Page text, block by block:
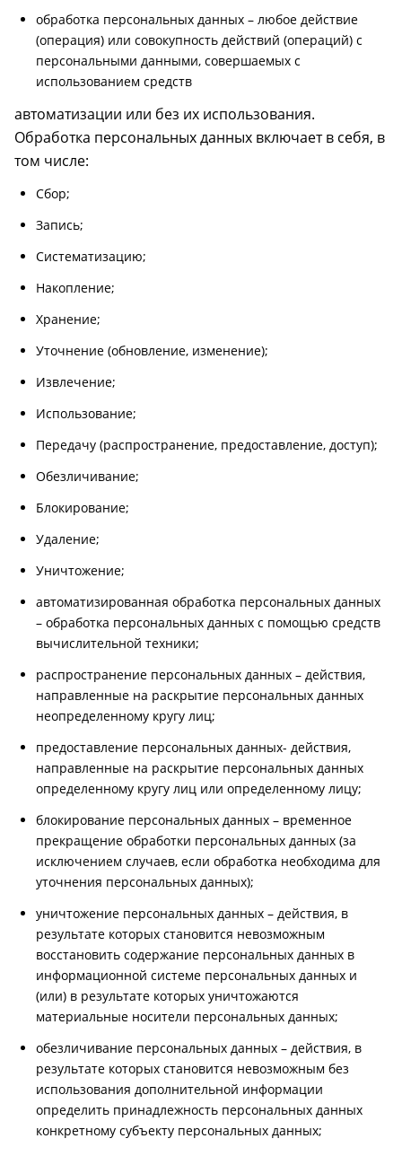
обработка персональных данных – любое действие
(операция) или совокупность действий (операций) с
персональными данными, совершаемых с
использованием средств
автоматизации или без их использования.
Обработка персональных данных включает в себя, в
том числе:
Сбор;
Запись;
Систематизацию;
Накопление;
Хранение;
Уточнение (обновление, изменение);
Извлечение;
Использование;
Передачу (распространение, предоставление, доступ);
Обезличивание;
Блокирование;
Удаление;
Уничтожение;
автоматизированная обработка персональных данных
– обработка персональных данных с помощью средств
вычислительной техники;
распространение персональных данных – действия,
направленные на раскрытие персональных данных
неопределенному кругу лиц;
предоставление персональных данных- действия,
направленные на раскрытие персональных данных
определенному кругу лиц или определенному лицу;
блокирование персональных данных – временное
прекращение обработки персональных данных (за
исключением случаев, если обработка необходима для
уточнения персональных данных);
уничтожение персональных данных – действия, в
результате которых становится невозможным
восстановить содержание персональных данных в
информационной системе персональных данных и
(или) в результате которых уничтожаются
материальные носители персональных данных;
обезличивание персональных данных – действия, в
результате которых становится невозможным без
использования дополнительной информации
определить принадлежность персональных данных
конкретному субъекту персональных данных;